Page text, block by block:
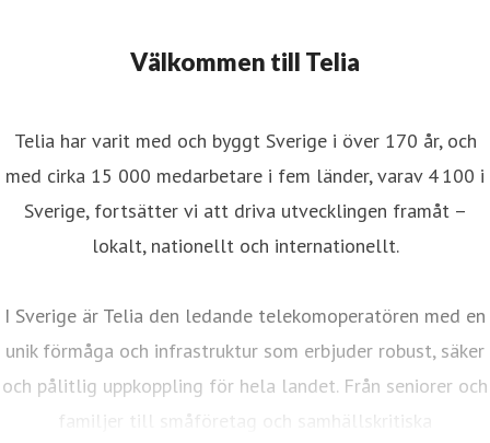
Välkommen till Telia
Telia har varit med och byggt Sverige i över 170 år, och
med cirka 15 000 medarbetare i fem länder, varav 4 100 i
Sverige, fortsätter vi att driva utvecklingen framåt –
lokalt, nationellt och internationellt.
I Sverige är Telia den ledande telekomoperatören med en
unik förmåga och infrastruktur som erbjuder robust, säker
och pålitlig uppkoppling för hela landet. Från seniorer och
familjer till småföretag och samhällskritiska